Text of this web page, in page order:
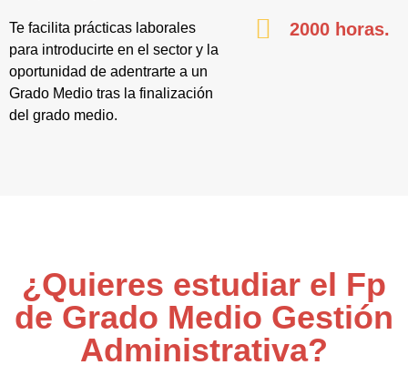
Te facilita prácticas laborales
para introducirte en el sector y la
oportunidad de adentrarte a un
Grado Medio tras la finalización
del grado medio.
2000 horas.
¿Quieres estudiar el Fp
de Grado Medio Gestión
Administrativa?